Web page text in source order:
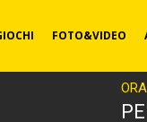
FOTO&VIDEO